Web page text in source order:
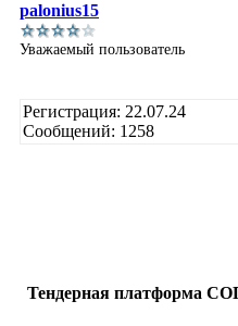
palonius15
Уважаемый пользователь
Регистрация: 22.07.24
Сообщений: 1258
Тендерная платформа